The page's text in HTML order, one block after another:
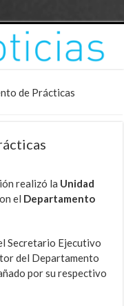
de Prácticas
realizó la Unidad
el Departamento
Secretario Ejecutivo
del Departamento
por su respectivo